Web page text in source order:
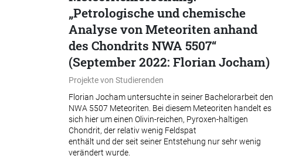
„Petrologische und chemische
Analyse von Meteoriten anhand
des Chondrits NWA 5507“
(September 2022: Florian Jocham)
Projekte von Studierenden
Florian Jocham untersuchte in seiner Bachelorarbeit den
NWA 5507 Meteoriten. Bei diesem Meteoriten handelt es
sich hier um einen Olivin-reichen, Pyroxen-haltigen
Chondrit, der relativ wenig Feldspat
enthält und der seit seiner Entstehung nur sehr wenig
verändert wurde.